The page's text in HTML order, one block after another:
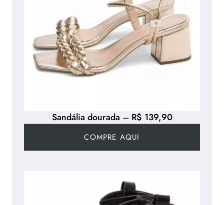
Sandália dourada – R$ 139,90
COMPRE AQUI